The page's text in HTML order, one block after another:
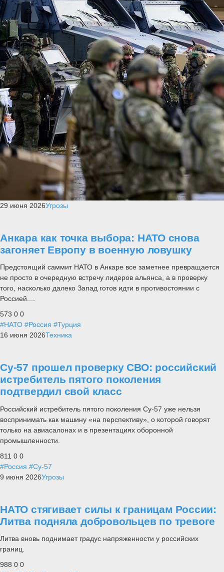
29 июня 2026Угрозы
Анкара как точка выбора: НАТО снова
загоняет Европу в военную ловушку
Предстоящий саммит НАТО в Анкаре все заметнее превращается
не просто в очередную встречу лидеров альянса, а в проверку
того, насколько далеко Запад готов идти в противостоянии с
Россией....
573 0 0
#НАТО #Россия #Турция
16 июня 2026Техника
Су-57 прошел проверку СВО: российский
истребитель пятого поколения
подтвердил свой класс
Российский истребитель пятого поколения Су-57 уже нельзя
воспринимать как машину «на перспективу», о которой говорят
только на авиасалонах и в презентациях оборонной
промышленности.
811 0 0
#Россия #Су-57
9 июня 2026Угрозы
НАТО стягивает силы к границам России:
Литва подняла добровольцев по тревоге
Литва вновь поднимает градус напряженности у российских
границ.
988 0 0